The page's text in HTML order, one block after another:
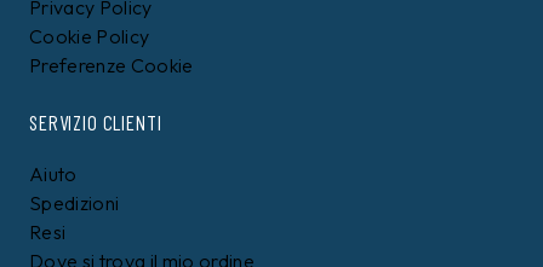
Privacy Policy
Cookie Policy
Preferenze Cookie
SERVIZIO CLIENTI
Aiuto
Spedizioni
Resi
Dove si trova il mio ordine